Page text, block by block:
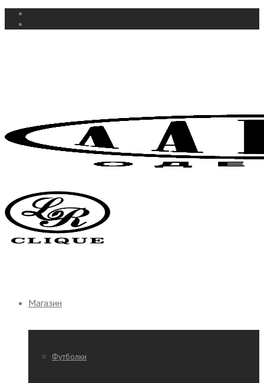
Магазин
Футболки